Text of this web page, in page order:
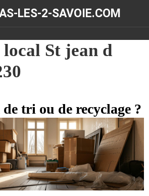
LES-2-SAVOIE.COM
St jean d
tri ou de recyclage ?